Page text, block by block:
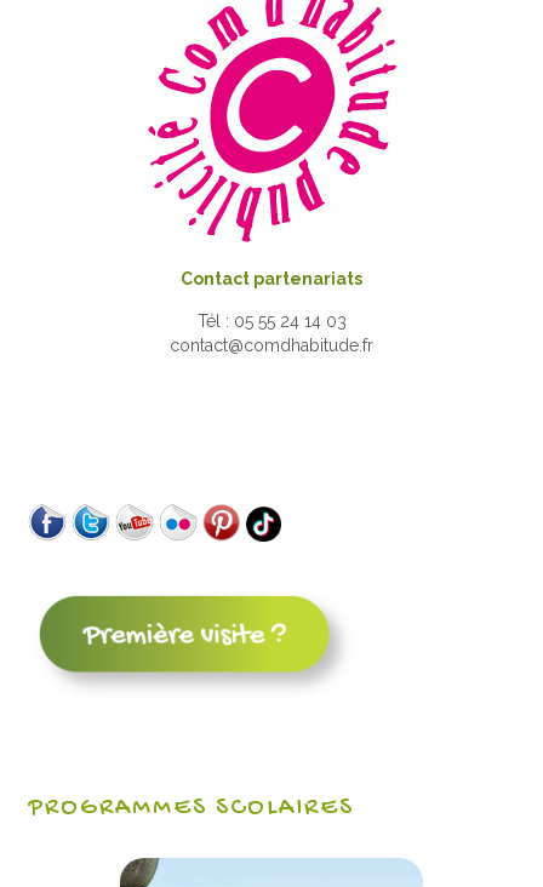
Contact partenariats
Tél : 05 55 24 14 03
contact@comdhabitude.fr
PROGRAMMES SCOLAIRES